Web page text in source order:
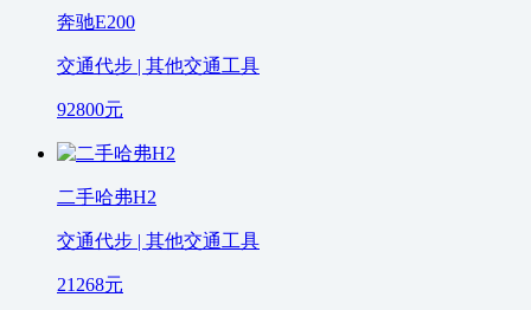
奔驰E200
交通代步 | 其他交通工具
92800元
二手哈弗H2
交通代步 | 其他交通工具
21268元